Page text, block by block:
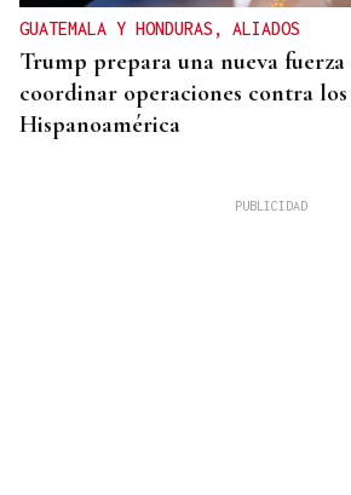
GUATEMALA Y HONDURAS, ALIADOS
Trump prepara una nueva
coordinar operaciones contra
Hispanoamérica